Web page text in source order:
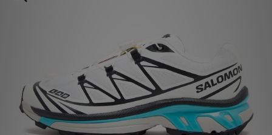
Estilo
JD Fútbol
Ofertas